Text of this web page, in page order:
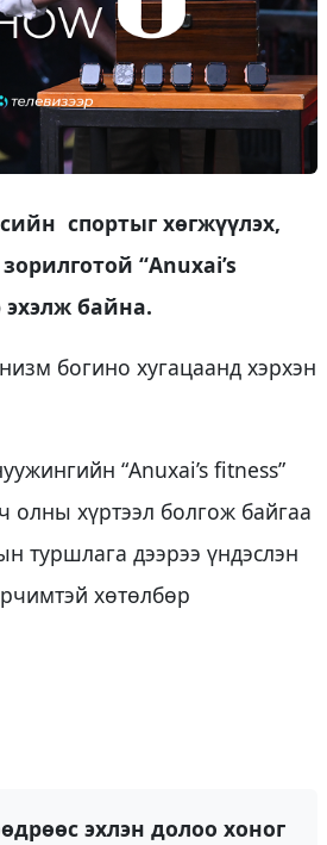
спортыг хөгжүүлэх,
“Anuxai’s
байна.
богино хугацаанд хэрхэн
“Anuxai’s fitness”
олны хүртээл болгож байгаа
дээрээ үндэслэн
хөтөлбөр
эхлэн долоо хоног